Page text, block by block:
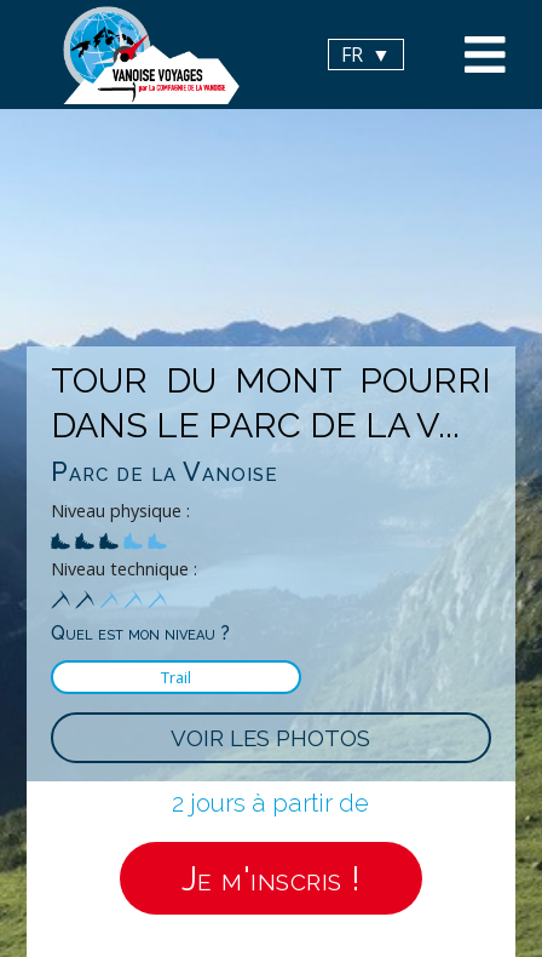
FR
TOUR DU MONT POURRI
DANS LE PARC DE LA V...
Parc de la Vanoise
Niveau physique :
Niveau technique :
Quel est mon niveau ?
Trail
VOIR LES PHOTOS
2 jours à partir de
Je m'inscris !
Panneau de gestion des cookies